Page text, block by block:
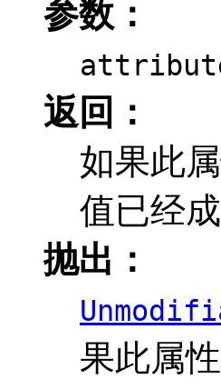
参数：
返回：
如果此
值已经
抛出：
果此属